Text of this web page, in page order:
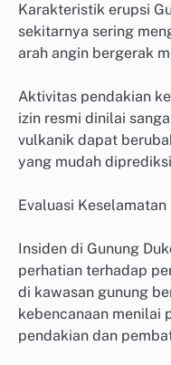
Karakteristik erupsi
sekitarnya sering
arah angin bergerak
Aktivitas pendakian
izin resmi dinilai
vulkanik dapat
yang mudah
Evaluasi
Insiden di Gunung
perhatian terhadap
di kawasan gunung
kebencanaan menilai
pendakian dan